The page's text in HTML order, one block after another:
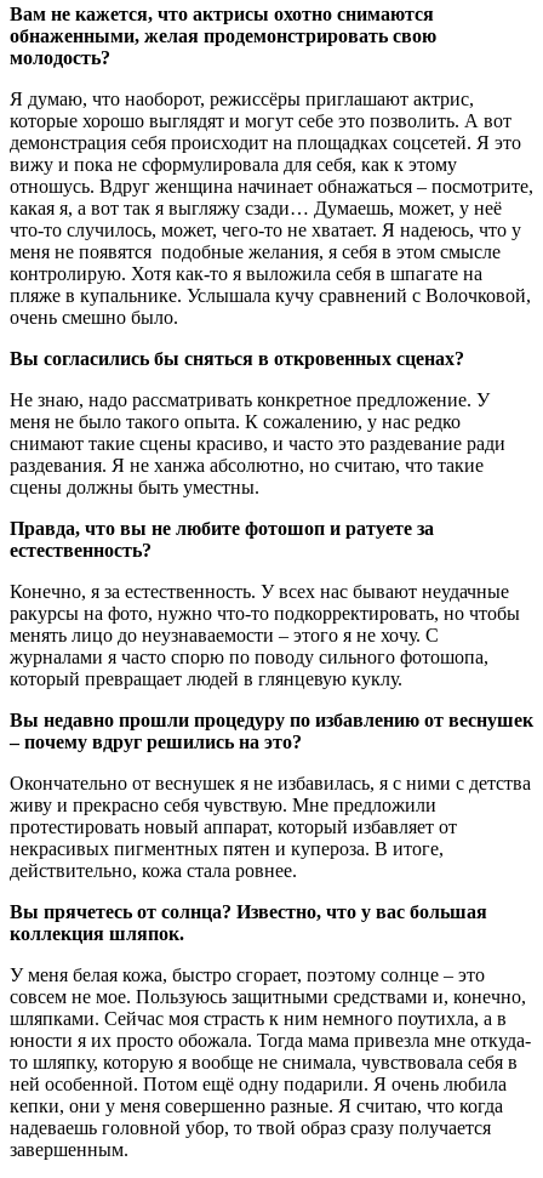
Вам не кажется, что актрисы охотно снимаются
обнаженными, желая продемонстрировать свою
молодость?
Я думаю, что наоборот, режиссёры приглашают актрис,
которые хорошо выглядят и могут себе это позволить. А вот
демонстрация себя происходит на площадках соцсетей. Я это
вижу и пока не сформулировала для себя, как к этому
отношусь. Вдруг женщина начинает обнажаться – посмотрите,
какая я, а вот так я выгляжу сзади… Думаешь, может, у неё
что-то случилось, может, чего-то не хватает. Я надеюсь, что у
меня не появятся подобные желания, я себя в этом смысле
контролирую. Хотя как-то я выложила себя в шпагате на
пляже в купальнике. Услышала кучу сравнений с Волочковой,
очень смешно было.
Вы согласились бы сняться в откровенных сценах?
Не знаю, надо рассматривать конкретное предложение. У
меня не было такого опыта. К сожалению, у нас редко
снимают такие сцены красиво, и часто это раздевание ради
раздевания. Я не ханжа абсолютно, но считаю, что такие
сцены должны быть уместны.
Правда, что вы не любите фотошоп и ратуете за
естественность?
Конечно, я за естественность. У всех нас бывают неудачные
ракурсы на фото, нужно что-то подкорректировать, но чтобы
менять лицо до неузнаваемости – этого я не хочу. С
журналами я часто спорю по поводу сильного фотошопа,
который превращает людей в глянцевую куклу.
Вы недавно прошли процедуру по избавлению от веснушек
– почему вдруг решились на это?
Окончательно от веснушек я не избавилась, я с ними с детства
живу и прекрасно себя чувствую. Мне предложили
протестировать новый аппарат, который избавляет от
некрасивых пигментных пятен и купероза. В итоге,
действительно, кожа стала ровнее.
Вы прячетесь от солнца? Известно, что у вас большая
коллекция шляпок.
У меня белая кожа, быстро сгорает, поэтому солнце – это
совсем не мое. Пользуюсь защитными средствами и, конечно,
шляпками. Сейчас моя страсть к ним немного поутихла, а в
юности я их просто обожала. Тогда мама привезла мне откуда-
то шляпку, которую я вообще не снимала, чувствовала себя в
ней особенной. Потом ещё одну подарили. Я очень любила
кепки, они у меня совершенно разные. Я считаю, что когда
надеваешь головной убор, то твой образ сразу получается
завершенным.